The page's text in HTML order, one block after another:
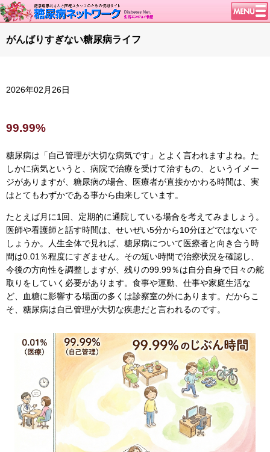
トップページ
談話室BBS
特集・連載
特集・連載 一覧へ
腎臓の健康道
インスリンポンプ
血糖トレンド
グリコアルブミン
1型ライフ
がんばりすぎない糖尿病ライフ
2026年02月26日
99.99%
糖尿病は「自己管理が大切な病気です」とよく言われますよね。た
しかに病気というと、病院で治療を受けて治すもの、というイメー
ジがありますが、糖尿病の場合、医療者が直接かかわる時間は、実
はとてもわずかである事から由来しています。
たとえば月に1回、定期的に通院している場合を考えてみましょう。
医師や看護師と話す時間は、せいぜい5分から10分ほどではないで
しょうか。人生全体で見れば、糖尿病について医療者と向き合う時
間は0.01％程度にすぎません。その短い時間で治療状況を確認し、
今後の方向性を調整しますが、残りの99.99％は自分自身で日々の舵
取りをしていく必要があります。食事や運動、仕事や家庭生活な
ど、血糖に影響する場面の多くは診察室の外にあります。だからこ
そ、糖尿病は自己管理が大切な疾患だと言われるのです。